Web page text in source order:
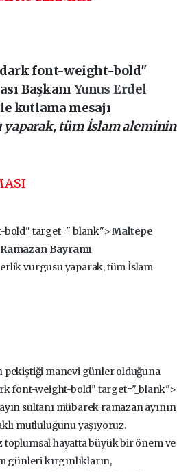
dark font-weight-bold"
BaşkanıYunus Erdel
kutlama mesajı
yaparak, tüm İslam aleminin
bold" target="_blank">Maltepe
Ramazan Bayramı
vurgusu yaparak, tüm İslam
pekiştiği manevi günler olduğuna
font-weight-bold" target="_blank">
sultanı mübarek ramazan ayının
mutluluğunu yaşıyoruz.
toplumsal hayatta büyük bir önem ve
günleri kırgınlıkların,